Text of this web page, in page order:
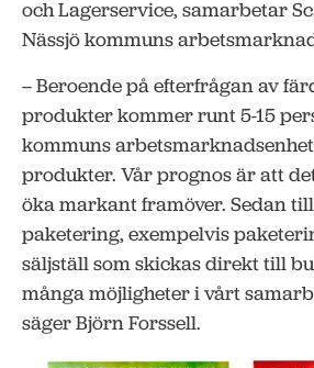
och Lagerservice, samarbetar
Nässjö kommuns
– Beroende på efterfrågan av
produkter kommer runt 5-15
kommuns
produkter. Vår prognos är att
öka markant framöver. Sedan
paketering, exempelvis
säljställ som skickas direkt till
många möjligheter i vårt
säger Björn Forssell.